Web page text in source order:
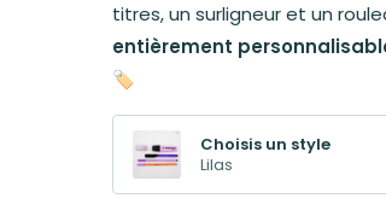
titres, un surligneur et un
entièrement
🏷️
Choisis un style
Lilas